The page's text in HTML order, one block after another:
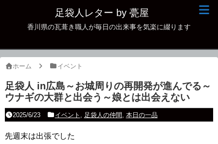
足袋人レター by 甍屋
香川県の瓦葺き職人が毎日の出来事を気楽に綴ります
ホーム イベント
足袋人 in広島～お城周りの再開発が進んでる～
ウナギの大群と出会う～娘とは出会えない
2025/6/23 イベント , 足袋人の仲間 , 本日の一品
先週末は出張でした
現場日記
古瓦
足袋人の仲間
本日の一品